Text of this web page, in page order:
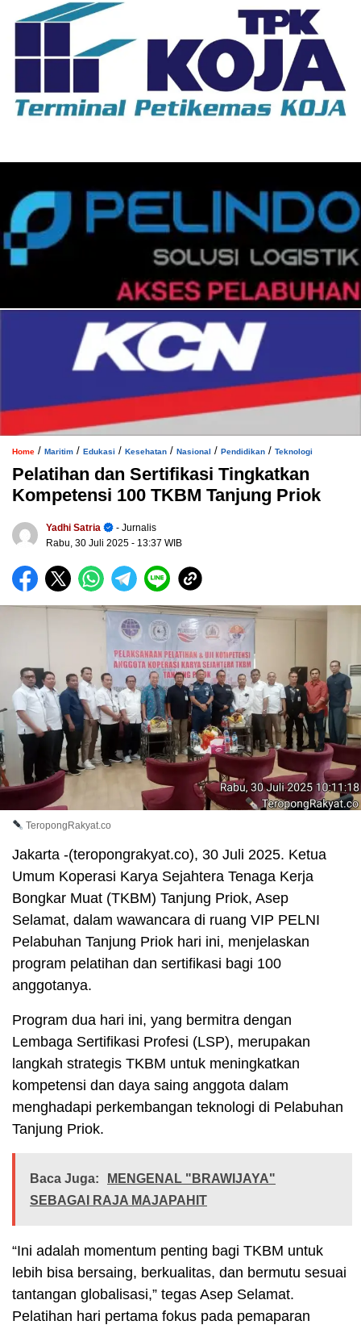
Home / Maritim / Edukasi / Kesehatan / Nasional / Pendidikan / Teknologi
Pelatihan dan Sertifikasi Tingkatkan
Kompetensi 100 TKBM Tanjung Priok
Yadhi Satria
- Jurnalis
Rabu, 30 Juli 2025 - 13:37 WIB
TeropongRakyat.co
Jakarta -(teropongrakyat.co), 30 Juli 2025. Ketua
Umum Koperasi Karya Sejahtera Tenaga Kerja
Bongkar Muat (TKBM) Tanjung Priok, Asep
Selamat, dalam wawancara di ruang VIP PELNI
Pelabuhan Tanjung Priok hari ini, menjelaskan
program pelatihan dan sertifikasi bagi 100
anggotanya.
Program dua hari ini, yang bermitra dengan
Lembaga Sertifikasi Profesi (LSP), merupakan
langkah strategis TKBM untuk meningkatkan
kompetensi dan daya saing anggota dalam
menghadapi perkembangan teknologi di Pelabuhan
Tanjung Priok.
Baca Juga:
MENGENAL "BRAWIJAYA"
SEBAGAI RAJA MAJAPAHIT
“Ini adalah momentum penting bagi TKBM untuk
lebih bisa bersaing, berkualitas, dan bermutu sesuai
tantangan globalisasi,” tegas Asep Selamat.
Pelatihan hari pertama fokus pada pemaparan